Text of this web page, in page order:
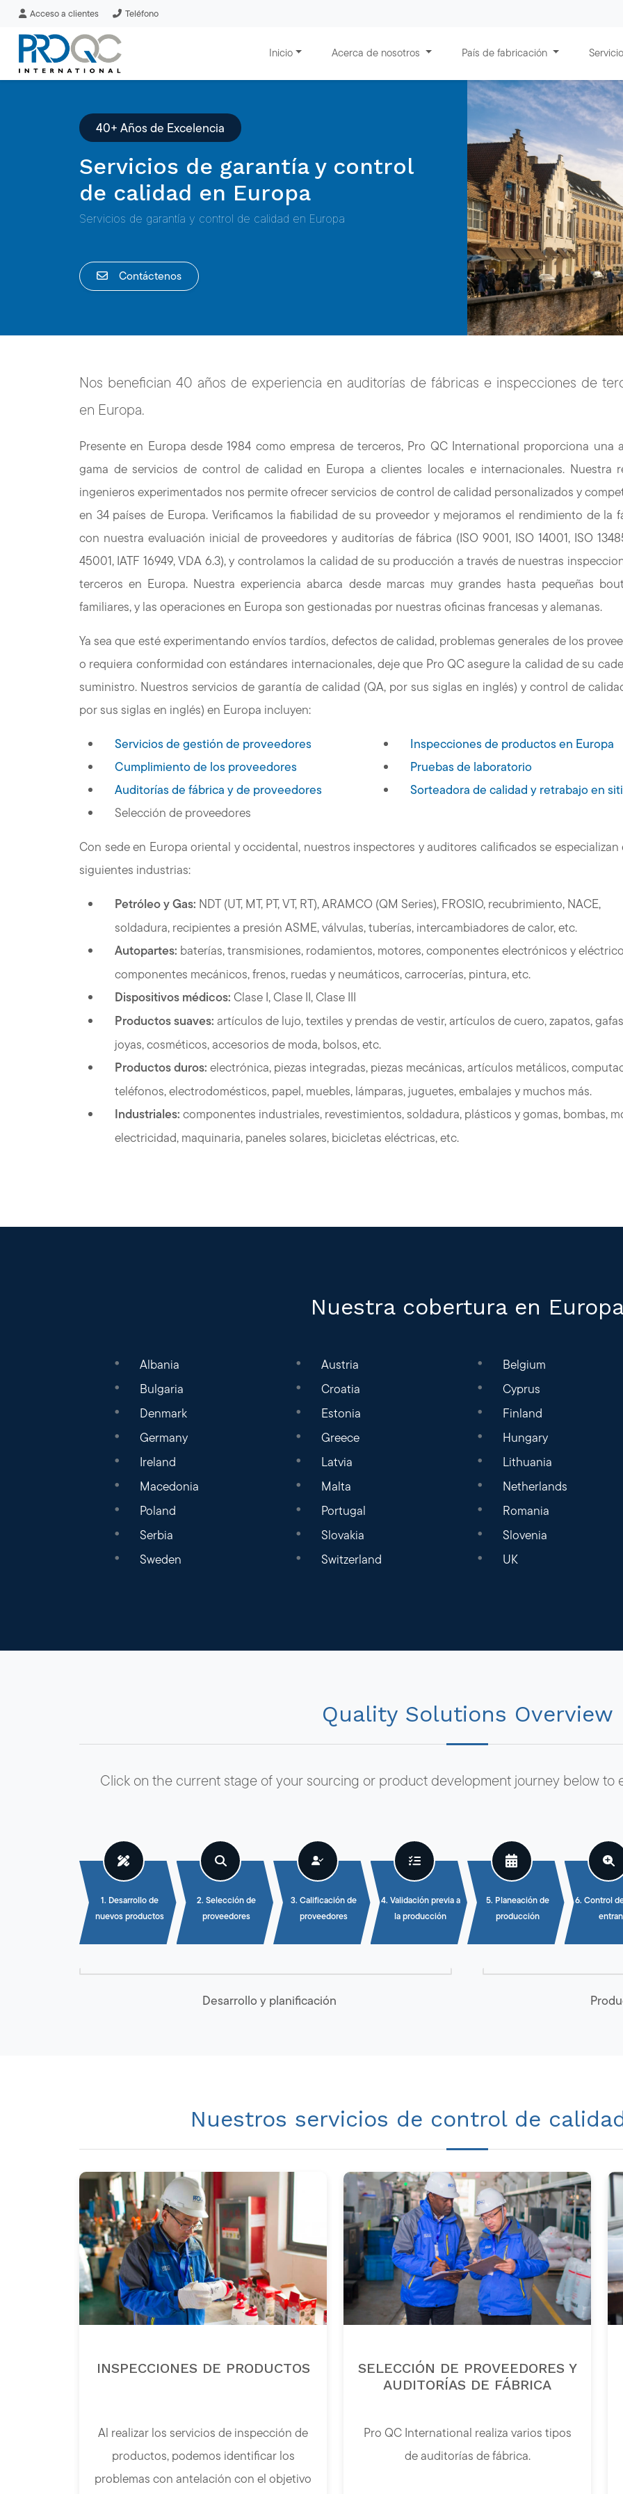
Acceso a clientes Teléfono
Inicio Acerca de nosotros País de fabricación
40+ Años de Excelencia
Servicios de garantía y control
de calidad en Europa
Servicios de garantía y control de calidad en Europa
Contáctenos
Nos benefician 40 años de experiencia en auditorías de fábricas e inspecciones de
en Europa.
Presente en Europa desde 1984 como empresa de terceros, Pro QC International proporciona una
gama de servicios de control de calidad en Europa a clientes locales e internacionales. Nuestra
ingenieros experimentados nos permite ofrecer servicios de control de calidad personalizados y
en 34 países de Europa. Verificamos la fiabilidad de su proveedor y mejoramos el rendimiento de la
con nuestra evaluación inicial de proveedores y auditorías de fábrica (ISO 9001, ISO 14001, ISO
45001, IATF 16949, VDA 6.3), y controlamos la calidad de su producción a través de nuestras
terceros en Europa. Nuestra experiencia abarca desde marcas muy grandes hasta pequeñas
familiares, y las operaciones en Europa son gestionadas por nuestras oficinas francesas y alemanas.
Ya sea que esté experimentando envíos tardíos, defectos de calidad, problemas generales de los
o requiera conformidad con estándares internacionales, deje que Pro QC asegure la calidad de su
suministro. Nuestros servicios de garantía de calidad (QA, por sus siglas en inglés) y control de
por sus siglas en inglés) en Europa incluyen:
Servicios de gestión de proveedores
Cumplimiento de los proveedores
Auditorías de fábrica y de proveedores
Selección de proveedores
Inspecciones de productos en Europa
Pruebas de laboratorio
Sorteadora de calidad y retrabajo en
Con sede en Europa oriental y occidental, nuestros inspectores y auditores calificados se especializan
siguientes industrias:
Petróleo y Gas: NDT (UT, MT, PT, VT, RT), ARAMCO (QM Series), FROSIO, recubrimiento, NACE,
soldadura, recipientes a presión ASME, válvulas, tuberías, intercambiadores de calor, etc.
Autopartes: baterías, transmisiones, rodamientos, motores, componentes electrónicos y
componentes mecánicos, frenos, ruedas y neumáticos, carrocerías, pintura, etc.
Dispositivos médicos: Clase I, Clase II, Clase III
Productos suaves: artículos de lujo, textiles y prendas de vestir, artículos de cuero, zapatos,
joyas, cosméticos, accesorios de moda, bolsos, etc.
Productos duros: electrónica, piezas integradas, piezas mecánicas, artículos metálicos,
teléfonos, electrodomésticos, papel, muebles, lámparas, juguetes, embalajes y muchos más.
Industriales: componentes industriales, revestimientos, soldadura, plásticos y gomas, bombas,
electricidad, maquinaria, paneles solares, bicicletas eléctricas, etc.
Nuestra cobertura en
Albania Austria Belgium
Bulgaria
Croatia Cyprus
Denmark
Estonia Finland
Germany
Greece Hungary
Ireland
Latvia Lithuania
Macedonia
Malta Netherlands
Poland
Portugal Romania
Serbia
Slovakia Slovenia
Sweden
Switzerland UK
Quality Solutions Overview
Click on the current stage of your sourcing or product development journey below to
1. Desarrollo de
nuevos productos
2. Selección de
proveedores
3. Calificación de
proveedores
4. Validación previa a
la producción
5. Planeación de
producción
6. Control
Desarrollo y planificación
Nuestros servicios de control de
INSPECCIONES DE PRODUCTOS
Al realizar los servicios de inspección de
productos, podemos identificar los
problemas con antelación con el objetivo
SELECCIÓN DE PROVEEDORES Y
AUDITORÍAS DE FÁBRICA
Pro QC International realiza varios tipos
de auditorías de fábrica.